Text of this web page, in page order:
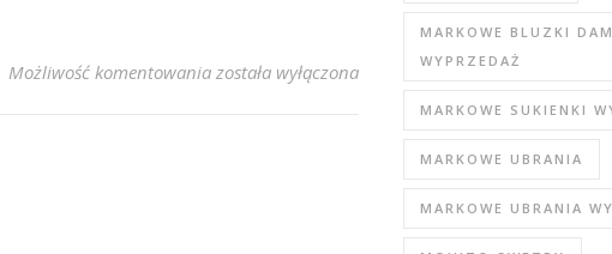
Możliwość komentowania Spodnie plus size na wiosnę hurt – top modele
została wyłączona
MARKOWE BLUZKI
WYPRZEDAŻ
MARKOWE SUKIENKI
MARKOWE UBRANIA
MARKOWE UBRANIA